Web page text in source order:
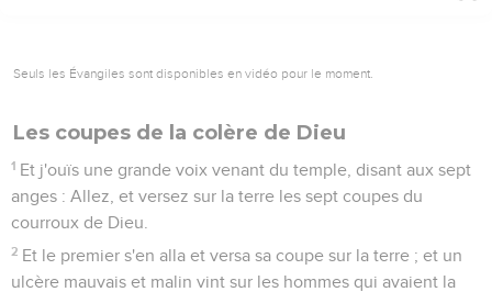
Seuls les Évangiles sont disponibles en vidéo pour le moment.
Les coupes de la colère de Dieu
1 Et j'ouïs une grande voix venant du temple, disant aux sept
anges : Allez, et versez sur la terre les sept coupes du
courroux de Dieu.
2 Et le premier s'en alla et versa sa coupe sur la terre ; et un
ulcère mauvais et malin vint sur les hommes qui avaient la